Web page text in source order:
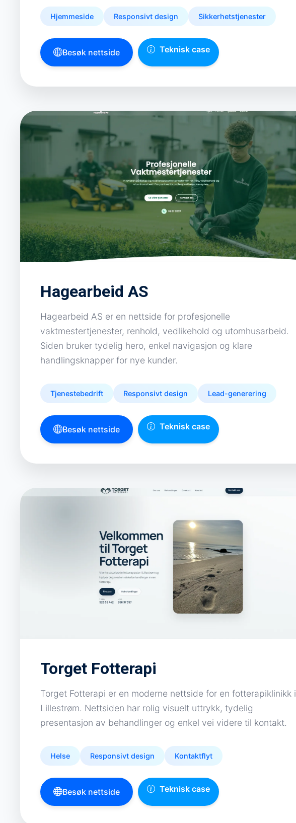
Hjemmeside Responsivt design Sikkerhetstjenester
Besøk nettside Teknisk case
Hagearbeid AS
Hagearbeid AS er en nettside for profesjonelle
vaktmestertjenester, renhold, vedlikehold og utomhusarbeid.
Siden bruker tydelig hero, enkel navigasjon og klare
handlingsknapper for nye kunder.
Tjenestebedrift Responsivt design Lead-generering
Besøk nettside Teknisk case
Torget Fotterapi
Torget Fotterapi er en moderne nettside for en fotterapiklinikk i
Lillestrøm. Nettsiden har rolig visuelt uttrykk, tydelig
presentasjon av behandlinger og enkel vei videre til kontakt.
Helse Responsivt design Kontaktflyt
Besøk nettside Teknisk case